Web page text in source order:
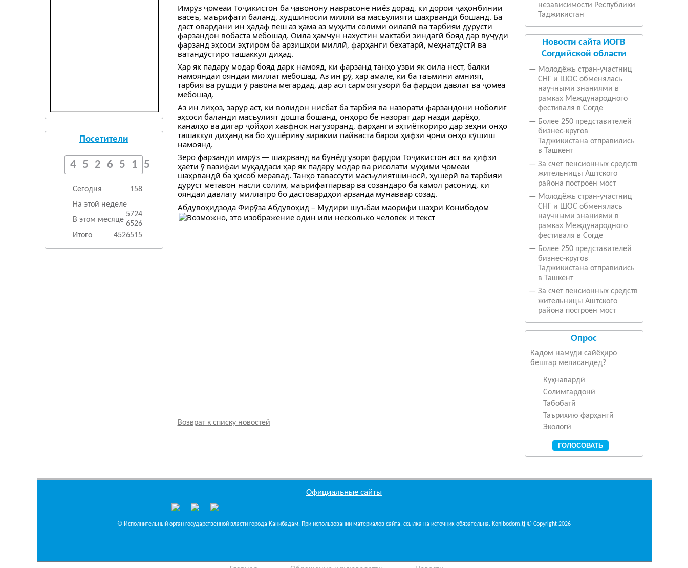
Посетители
4526515
Сегодня
158
На этой неделе
5724
В этом месяце 6526
Итого
4526515
Имрӯз ҷомеаи Тоҷикистон ба ҷавонону наврасоне ниёз дорад, ки дорои ҷаҳонбинии
васеъ, маърифати баланд, худшиносии миллӣ ва масъулияти шаҳрвандӣ бошанд. Ба
даст овардани ин ҳадаф пеш аз ҳама аз муҳити солими оилавӣ ва тарбияи дурусти
фарзандон вобаста мебошад. Оила ҳамчун нахустин мактаби зиндагӣ бояд дар вуҷуди
фарзанд эҳсоси эҳтиром ба арзишҳои миллӣ, фарҳанги бехатарӣ, меҳнатдӯстӣ ва
ватандӯстиро ташаккул диҳад.
Ҳар як падару модар бояд дарк намояд, ки фарзанд танҳо узви як оила нест, балки
намояндаи ояндаи миллат мебошад. Аз ин рӯ, ҳар амале, ки ба таъмини амният,
тарбия ва рушди ӯ равона мегардад, дар асл сармоягузорӣ ба фардои давлат ва ҷомеа
мебошад.
Аз ин лиҳоз, зарур аст, ки волидон нисбат ба тарбия ва назорати фарзандони ноболиғ
эҳсоси баланди масъулият дошта бошанд, онҳоро бе назорат дар назди дарёҳо,
каналҳо ва дигар ҷойҳои хавфнок нагузоранд, фарҳанги эҳтиёткориро дар зеҳни онҳо
ташаккул диҳанд ва бо ҳушёриву зиракии пайваста барои ҳифзи ҷони онҳо кӯшиш
намоянд.
Зеро фарзанди имрӯз — шаҳрванд ва бунёдгузори фардои Тоҷикистон аст ва ҳифзи
ҳаёти ӯ вазифаи муқаддаси ҳар як падару модар ва рисолати муҳими ҷомеаи
шаҳрвандӣ ба ҳисоб меравад. Танҳо тавассути масъулиятшиносӣ, ҳушёрӣ ва тарбияи
дуруст метавон насли солим, маърифатпарвар ва созандаро ба камол расонид, ки
ояндаи давлату миллатро бо дастовардҳои арзанда мунаввар созад.
Абдувоҳидзода Фирӯза Абдувоҳид – Мудири шуъбаи маорифи шаҳри Конибодом
Возврат к списку новостей
независимости Республики
Таджикистан
Новости сайта ИОГВ
Согдийской области
— Молодёжь стран-участниц
СНГ и ШОС обменялась
научными знаниями в
рамках Международного
фестиваля в Согде
— Более 250 представителей
бизнес-кругов
Таджикистана отправились
в Ташкент
— За счет пенсионных средств
жительницы Аштского
района построен мост
— Молодёжь стран-участниц
СНГ и ШОС обменялась
научными знаниями в
рамках Международного
фестиваля в Согде
— Более 250 представителей
бизнес-кругов
Таджикистана отправились
в Ташкент
— За счет пенсионных средств
жительницы Аштского
района построен мост
Опрос
Кадом намуди сайёҳиро
бештар меписандед?
Куҳнавардӣ
Солимгардонӣ
Табобатӣ
Таърихию фарҳангӣ
Экологӣ
Официальные сайты
© Исполнительный орган государственной власти города Канибадам. При использовании материалов сайта, ссылка на источник обязательна. Konibodom.tj © Copyright 2026